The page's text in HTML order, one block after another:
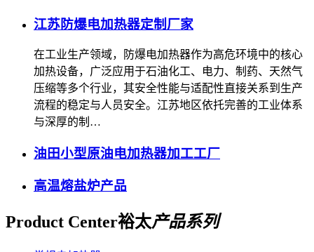
江苏防爆电加热器定制厂家
在工业生产领域，防爆电加热器作为高危环境中的核心
加热设备，广泛应用于石油化工、电力、制药、天然气
压缩等多个行业，其安全性能与适配性直接关系到生产
流程的稳定与人员安全。江苏地区依托完善的工业体系
与深厚的制…
油田小型原油电加热器加工工厂
高温熔盐炉产品
Product Center裕太产品系列